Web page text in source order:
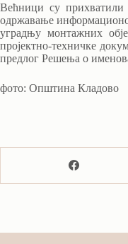
Већници су прихватили
одржавање
уградњу монтажних
пројектно-техничке
предлог Решења о
фото: Општина Кладово